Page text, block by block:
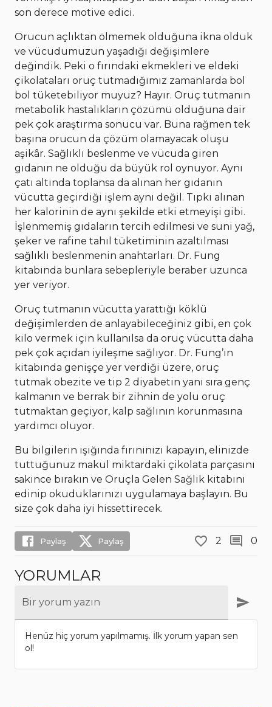
son derece motive edici.
Orucun açlıktan ölmemek olduğuna ikna olduk
ve vücudumuzun yaşadığı değişimlere
değindik. Peki o fırındaki ekmekleri ve eldeki
çikolataları oruç tutmadığımız zamanlarda bol
bol tüketebiliyor muyuz? Hayır. Oruç tutmanın
metabolik hastalıkların çözümü olduğuna dair
pek çok araştırma sonucu var. Buna rağmen tek
başına orucun da çözüm olamayacak oluşu
aşikâr. Sağlıklı beslenme ve vücuda giren
gıdanın ne olduğu da büyük rol oynuyor. Aynı
çatı altında toplansa da alınan her gıdanın
vücutta geçirdiği işlem aynı değil. Tıpkı alınan
her kalorinin de aynı şekilde etki etmeyişi gibi.
İşlenmemiş gıdaların tercih edilmesi ve suni yağ,
şeker ve rafine tahıl tüketiminin azaltılması
sağlıklı beslenmenin anahtarları. Dr. Fung
kitabında bunlara sebepleriyle beraber uzunca
yer veriyor.
Oruç tutmanın vücutta yarattığı köklü
değişimlerden de anlayabileceğiniz gibi, en çok
kilo vermek için kullanılsa da oruç vücutta daha
pek çok açıdan iyileşme sağlıyor. Dr. Fung’ın
kitabında genişçe yer verdiği üzere, oruç
tutmak obezite ve tip 2 diyabetin yanı sıra genç
kalmanın ve berrak bir zihnin de yolu oruç
tutmaktan geçiyor, kalp sağlının korunmasına
yardımcı oluyor.
Bu bilgilerin ışığında fırınınızı kapayın, elinizde
tuttuğunuz makul miktardaki çikolata parçasını
sakince bırakın ve Oruçla Gelen Sağlık kitabını
edinip okuduklarınızı uygulamaya başlayın. Bu
size çok daha iyi hissettirecek.
Paylaş Paylaş 2 0
YORUMLAR
Bir yorum yazın
Henüz hiç yorum yapılmamış. İlk yorum yapan sen
ol!